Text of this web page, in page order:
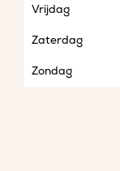
Vrijdag
Zaterdag
Zondag